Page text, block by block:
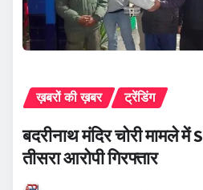
ख़बरों की ख़बर ट्रेंडिंग
बदरीनाथ मंदिर चोरी मामले में
तीसरा आरोपी गिरफ्तार